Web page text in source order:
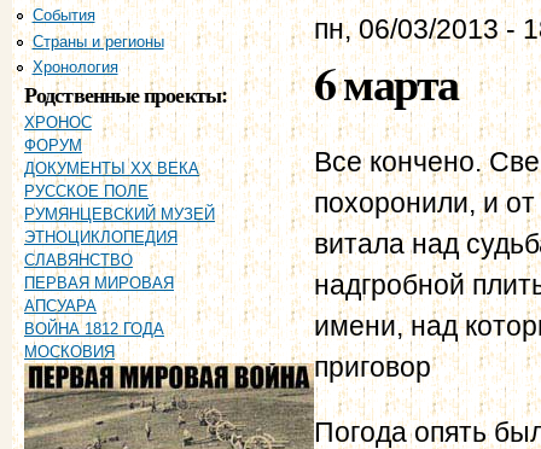
События
Страны и регионы
Хронология
Родственные проекты:
ХРОНОС
ФОРУМ
ДОКУМЕНТЫ XX ВЕКА
РУССКОЕ ПОЛЕ
РУМЯНЦЕВСКИЙ МУЗЕЙ
ЭТНОЦИКЛОПЕДИЯ
СЛАВЯНСТВО
ПЕРВАЯ МИРОВАЯ
АПСУАРА
ВОЙНА 1812 ГОДА
МОСКОВИЯ
пн, 06/03/2013 -
6 марта
Все кончено.
похоронили, и
витала над
надгробной
имени, над
приговор
Погода опять